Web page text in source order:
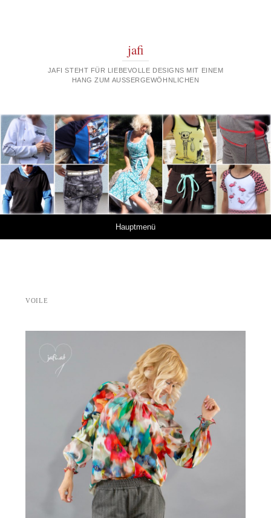
jafi
JAFI STEHT FÜR LIEBEVOLLE DESIGNS MIT EINEM
HANG ZUM AUSSERGEWÖHNLICHEN
Hauptmenü
VOILE